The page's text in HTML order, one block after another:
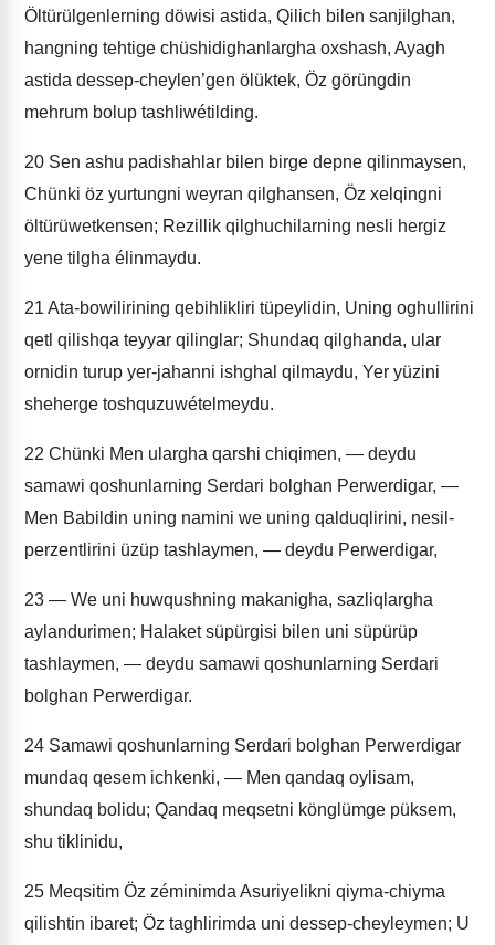
Öltürülgenlerning döwisi astida, Qilich bilen sanjilghan,
hangning tehtige chüshidighanlargha oxshash, Ayagh
astida dessep-cheylen’gen ölüktek, Öz görüngdin
mehrum bolup tashliwétilding.
20 Sen ashu padishahlar bilen birge depne qilinmaysen,
Chünki öz yurtungni weyran qilghansen, Öz xelqingni
öltürüwetkensen; Rezillik qilghuchilarning nesli hergiz
yene tilgha élinmaydu.
21 Ata-bowilirining qebihlikliri tüpeylidin, Uning oghullirini
qetl qilishqa teyyar qilinglar; Shundaq qilghanda, ular
ornidin turup yer-jahanni ishghal qilmaydu, Yer yüzini
sheherge toshquzuwételmeydu.
22 Chünki Men ulargha qarshi chiqimen, — deydu
samawi qoshunlarning Serdari bolghan Perwerdigar, —
Men Babildin uning namini we uning qalduqlirini, nesil-
perzentlirini üzüp tashlaymen, — deydu Perwerdigar,
23 — We uni huwqushning makanigha, sazliqlargha
aylandurimen; Halaket süpürgisi bilen uni süpürüp
tashlaymen, — deydu samawi qoshunlarning Serdari
bolghan Perwerdigar.
24 Samawi qoshunlarning Serdari bolghan Perwerdigar
mundaq qesem ichkenki, — Men qandaq oylisam,
shundaq bolidu; Qandaq meqsetni könglümge püksem,
shu tiklinidu,
25 Meqsitim Öz zéminimda Asuriyelikni qiyma-chiyma
qilishtin ibaret; Öz taghlirimda uni dessep-cheyleymen; U